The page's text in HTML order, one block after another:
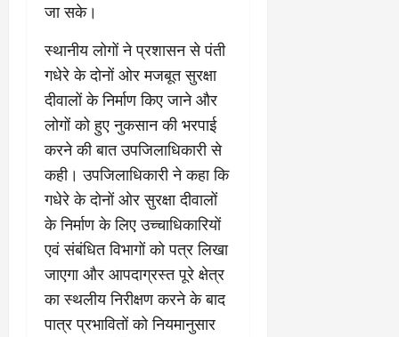
जा सके।
स्थानीय लोगों ने प्रशासन से पंती
गधेरे के दोनों ओर मजबूत सुरक्षा
दीवालों के निर्माण किए जाने और
लोगों को हुए नुकसान की भरपाई
करने की बात उपजिलाधिकारी से
कही। उपजिलाधिकारी ने कहा कि
गधेरे के दोनों ओर सुरक्षा दीवालों
के निर्माण के लिए उच्चाधिकारियों
एवं संबंधित विभागों को पत्र लिखा
जाएगा और आपदाग्रस्त पूरे क्षेत्र
का स्थलीय निरीक्षण करने के बाद
पात्र प्रभावितों को नियमानुसार